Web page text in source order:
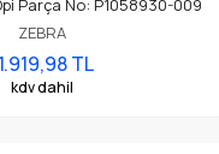
Parça No: P1058930-009
ZEBRA
TL
kdv dahil